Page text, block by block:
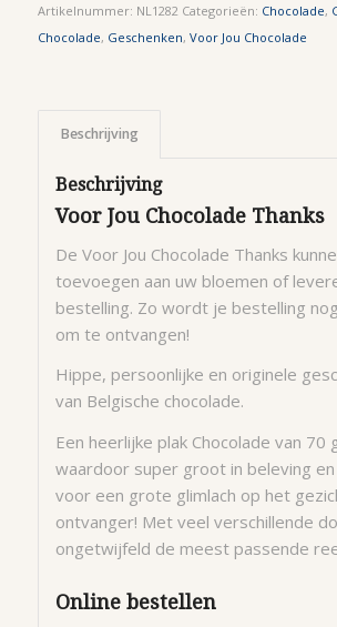
Artikelnummer: NL1282 Categorieën: Chocolade,
Chocolade, Geschenken, Voor Jou Chocolade
Beschrijving
Beschrijving
Voor Jou Chocolade Thanks
De Voor Jou Chocolade Thanks
toevoegen aan uw bloemen of
bestelling. Zo wordt je bestelling
om te ontvangen!
Hippe, persoonlijke en originele
van Belgische chocolade.
Een heerlijke plak Chocolade van 70
waardoor super groot in beleving
voor een grote glimlach op het
ontvanger! Met veel verschillende
ongetwijfeld de meest passende
Online bestellen